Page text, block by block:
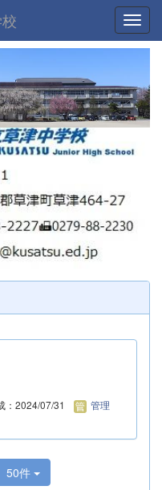
：2024/07/31
管理
50件